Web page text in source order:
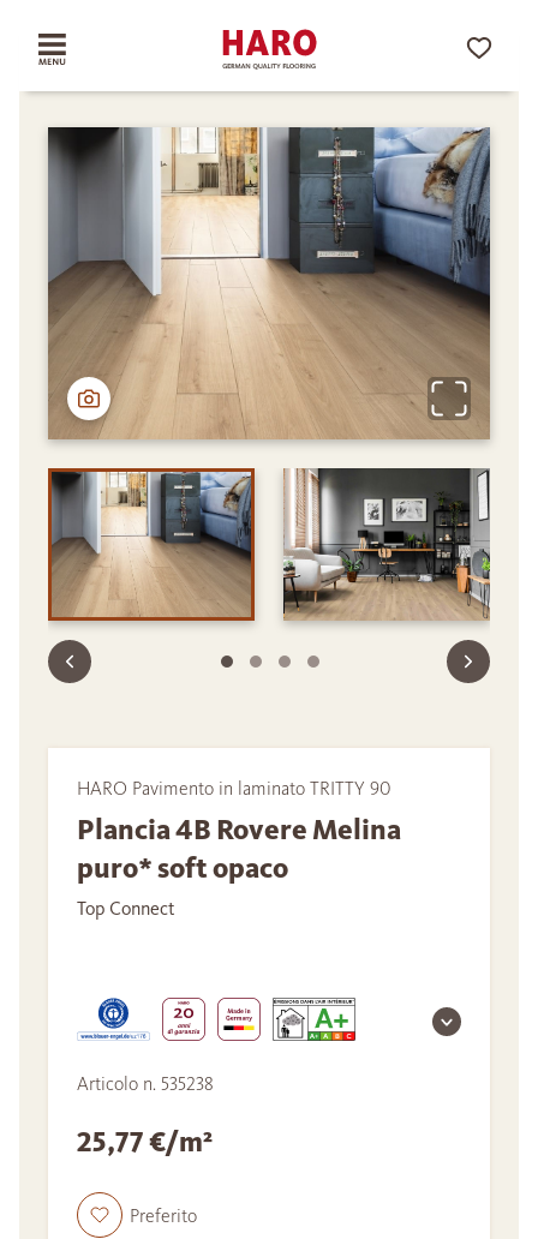
HARO Pavimento in laminato TRITTY 90
Plancia 4B Rovere Melina
puro* soft opaco
Top Connect
Articolo n. 535238
25,77 €/m²
Preferito